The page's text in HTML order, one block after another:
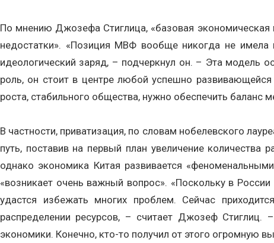
По мнению Джозефа Стиглица, «базовая
недостатки». «Позиция МВФ вообще никогда не
идеологический заряд, – подчеркнул он. – Эта модель
роль, он стоит в центре любой успешно
роста, стабильного общества, нужно обеспечить баланс
В частности, приватизация, по словам нобелевского
путь, поставив на первый план увеличение
однако экономика Китая развивается
«возникает очень важный вопрос». «Поскольку в
удастся избежать многих проблем. Сейчас
распределении ресурсов, – считает Джозеф
экономики. Конечно, кто-то получил от этого огромную